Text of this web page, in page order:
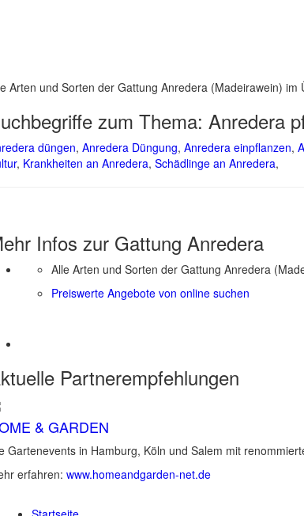
Arten und Sorten der Gattung Anredera (Madeirawein) im
zum Thema: Anredera
düngen, Anredera Düngung, Anredera einpflanzen,
, Krankheiten an Anredera, Schädlinge an Anredera,
Infos zur Gattung Anredera
Alle Arten und Sorten der Gattung Anredera
Preiswerte Angebote von online suchen
Partnerempfehlungen
& GARDEN
Gartenevents in Hamburg, Köln und Salem mit
erfahren: www.homeandgarden-net.de